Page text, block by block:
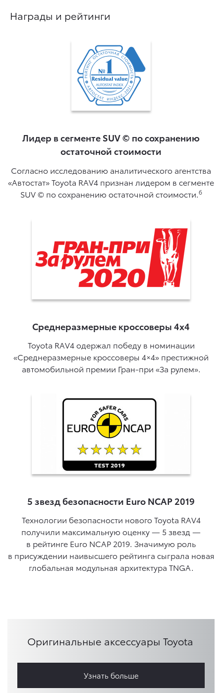
Награды и рейтинги
Лидер в сегменте SUV © по сохранению
остаточной стоимости
Согласно исследованию аналитического агентства
«Автостат» Toyota RAV4 признан лидером в сегменте
SUV © по сохранению остаточной стоимости. 6
Среднеразмерные кроссоверы 4x4
Toyota RAV4 одержал победу в номинации
«Среднеразмерные кроссоверы 4×4» престижной
автомобильной премии Гран-при «За рулем».
5 звезд безопасности Euro NCAP 2019
Технологии безопасности нового Toyota RAV4
получили максимальную оценку — 5 звезд —
в рейтинге Euro NCAP 2019. Значимую роль
в присуждении наивысшего рейтинга сыграла новая
глобальная модульная архитектура TNGA.
Оригинальные аксессуары Toyota
Узнать больше